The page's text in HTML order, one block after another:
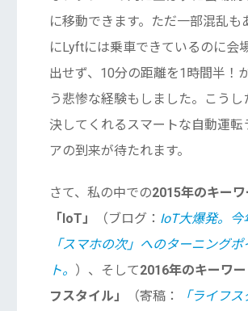
に移動できます。ただ一部混乱も
にLyftには乗車できているのに会
出せず、10分の距離を1時間半！
う悲惨な経験もしました。こうし
決してくれるスマートな自動運転
アの到来が待たれます。
さて、私の中での2015年のキー
「IoT」
（ブログ： IoT大爆発。今
「スマホの次」へのターニングポ
ト。 ）、そして2016年のキーワ
フスタイル」
（寄稿：
「ライフス